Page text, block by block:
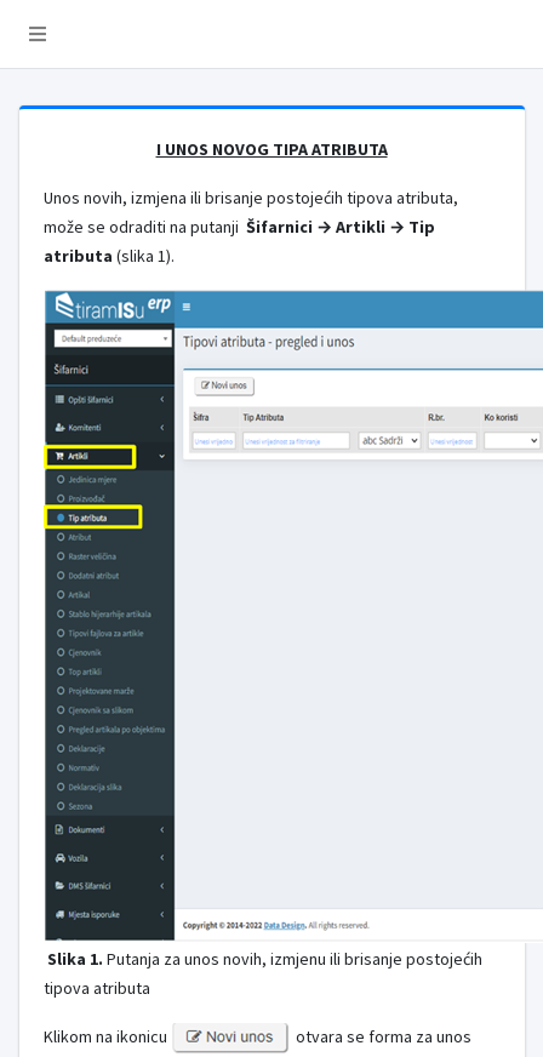
I UNOS NOVOG TIPA ATRIBUTA
Unos novih, izmjena ili brisanje postojećih tipova atributa,
može se odraditi na putanji Šifarnici → Artikli → Tip
atributa (slika 1).
Slika 1. Putanja za unos novih, izmjenu ili brisanje postojećih
tipova atributa
Klikom na ikonicu
otvara se forma za unos